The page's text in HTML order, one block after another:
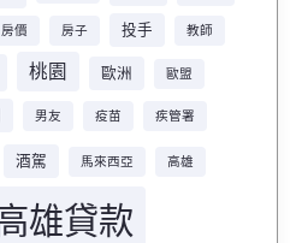
房價 房子 投手 教師
桃園 歐洲 歐盟
男友 疫苗 疾管署
酒駕 馬來西亞 高雄
雄貸款